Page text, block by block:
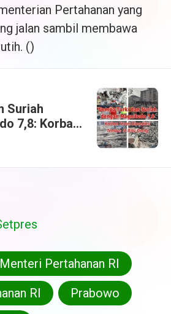
Pertahanan yang
jalan sambil membawa
()
Suriah
7,8: Korban
10
Pertahanan RI
RI
Prabowo